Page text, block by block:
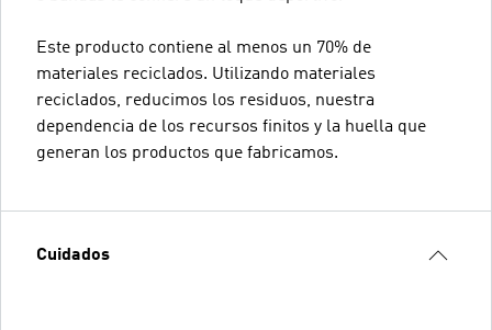
Este producto contiene al menos un 70% de
materiales reciclados. Utilizando materiales
reciclados, reducimos los residuos, nuestra
dependencia de los recursos finitos y la huella que
generan los productos que fabricamos.
Cuidados